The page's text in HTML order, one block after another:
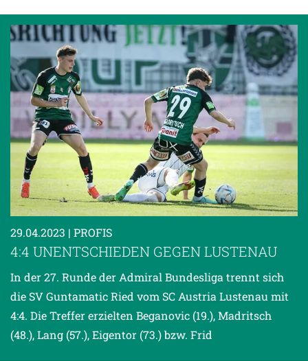
29.04.2023 | PROFIS
4:4 UNENTSCHIEDEN GEGEN LUSTENAU
In der 27. Runde der Admiral Bundesliga trennt sich
die SV Guntamatic Ried vom SC Austria Lustenau mit
4:4. Die Treffer erzielten Beganovic (19.), Madritsch
(48.), Lang (57.), Eigentor (73.) bzw. Frid